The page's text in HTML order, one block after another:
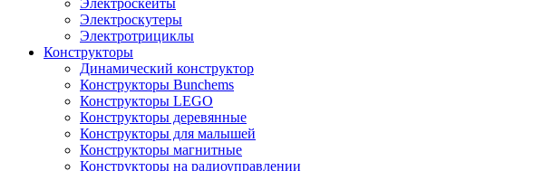
Электроскейты
Электроскутеры
Электротрициклы
Конструкторы
Динамический конструктор
Конструкторы Bunchems
Конструкторы LEGO
Конструкторы деревянные
Конструкторы для малышей
Конструкторы магнитные
Конструкторы на радиоуправлении